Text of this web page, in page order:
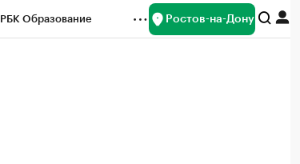
РБК Образование Ростов-на-Дону